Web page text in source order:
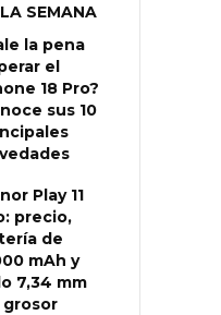
SEMANA
la pena
el
18 Pro?
sus 10
Play 11
precio,
de
mAh y
7,34 mm
grosor